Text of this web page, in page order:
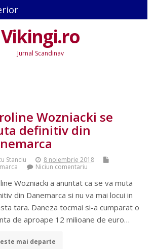
Vikingi.ro
Jurnal Scandinav
Wozniacki se
definitiv din
Stanciu
8 noiembrie 2018
Niciun comentariu
Wozniacki a anuntat ca se va muta
din Danemarca si nu va mai locui in
tara. Daneza tocmai si-a cumparat o
de aproape 12 milioane de euro…
mai departe